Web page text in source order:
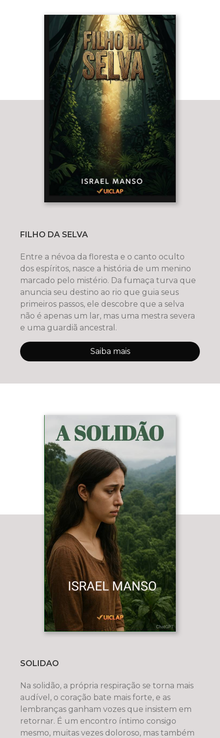
FILHO DA SELVA
Entre a névoa da floresta e o canto oculto
dos espíritos, nasce a história de um menino
marcado pelo mistério. Da fumaça turva que
anuncia seu destino ao rio que guia seus
primeiros passos, ele descobre que a selva
não é apenas um lar, mas uma mestra severa
e uma guardiã ancestral.
Saiba mais
SOLIDAO
Na solidão, a própria respiração se torna mais
audível, o coração bate mais forte, e as
lembranças ganham vozes que insistem em
retornar. É um encontro íntimo consigo
mesmo, muitas vezes doloroso, mas também